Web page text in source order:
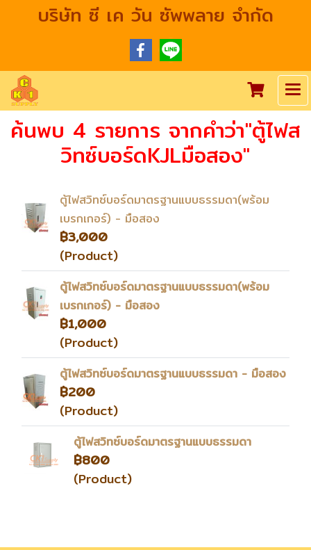
บริษัท ซี เค วัน ซัพพลาย จำกัด
ค้นพบ 4 รายการ จากคำว่า"ตู้ไฟส
วิทซ์บอร์ดKJLมือสอง"
ตู้ไฟสวิทซ์บอร์ดมาตรฐานแบบธรรมดา(พร้อม
เบรกเกอร์) - มือสอง
฿3,000
(Product)
ตู้ไฟสวิทซ์บอร์ดมาตรฐานแบบธรรมดา(พร้อม
เบรกเกอร์) - มือสอง
฿1,000
(Product)
ตู้ไฟสวิทซ์บอร์ดมาตรฐานแบบธรรมดา - มือสอง
฿200
(Product)
ตู้ไฟสวิทซ์บอร์ดมาตรฐานแบบธรรมดา
฿800
(Product)